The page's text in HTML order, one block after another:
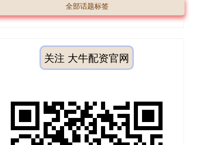
全部话题标签
关注 大牛配资官网